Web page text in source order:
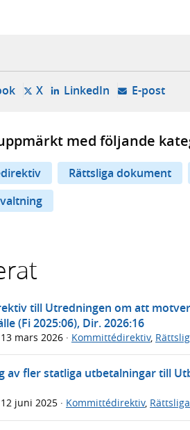
- öppnas i ny flik, extern
X- öppnas i ny flik, extern
LinkedIn- öppnas i ny
E-post-
med följande
Rättsliga dokument
till Utredningen om att
(Fi 2025:06), Dir. 2026:16
13 mars 2026 · Kommittédirektiv,
av fler statliga utbetalningar till
12 juni 2025 · Kommittédirektiv,